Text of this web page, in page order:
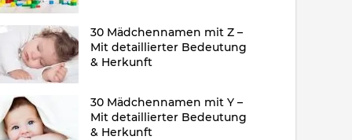
30 Mädchennamen mit Z –
Mit detaillierter Bedeutung
& Herkunft
30 Mädchennamen mit Y –
Mit detaillierter Bedeutung
& Herkunft